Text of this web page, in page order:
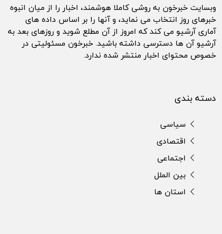
وبسایت خبرخون به روشی کاملا هوشمند، اخبار را از میان انبوه
خبرهای روز انتخاب می نماید، و آنها را بر اساس داده های
آماری آرشیو می کند که امروز از آن مطلع شوید و روزهای بعد به
آرشیو آن ها دسترسی داشته باشید. خبرخون مسئولیتی در
خصوص محتوای اخبار منتشر شده ندارد.
دسته بندی
سیاسی
اقتصادی
اجتماعی
بین الملل
استان ها